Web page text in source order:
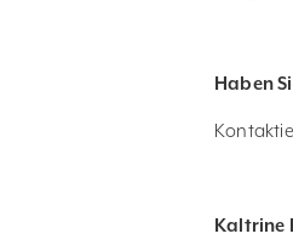
Haben
Kaltrine